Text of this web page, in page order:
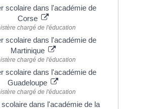
scolaire dans l'académie de
Corse
chargé de l'éducation
scolaire dans l'académie de
Martinique
chargé de l'éducation
scolaire dans l'académie de
Guadeloupe
chargé de l'éducation
dans l'académie de la